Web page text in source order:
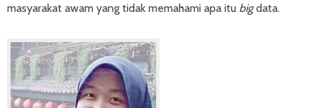
masyarakat awam yang tidak memahami apa itu bigdata.